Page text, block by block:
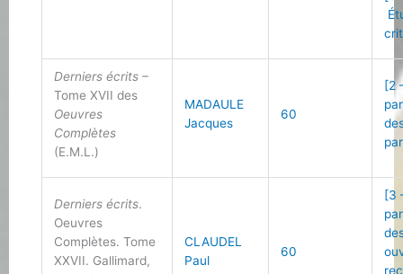
Derniers écrits –
Tome XVII des
Oeuvres
Complètes
(E.M.L.)
MADAULE
Jacques
60
[2
Derniers écrits.
Oeuvres
Complètes. Tome
XXVII. Gallimard,
CLAUDEL
Paul
60
[3